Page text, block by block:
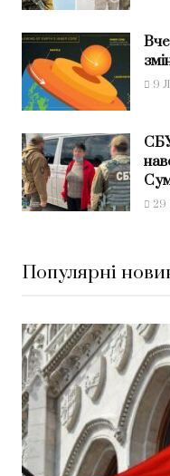
9
29
Популярні